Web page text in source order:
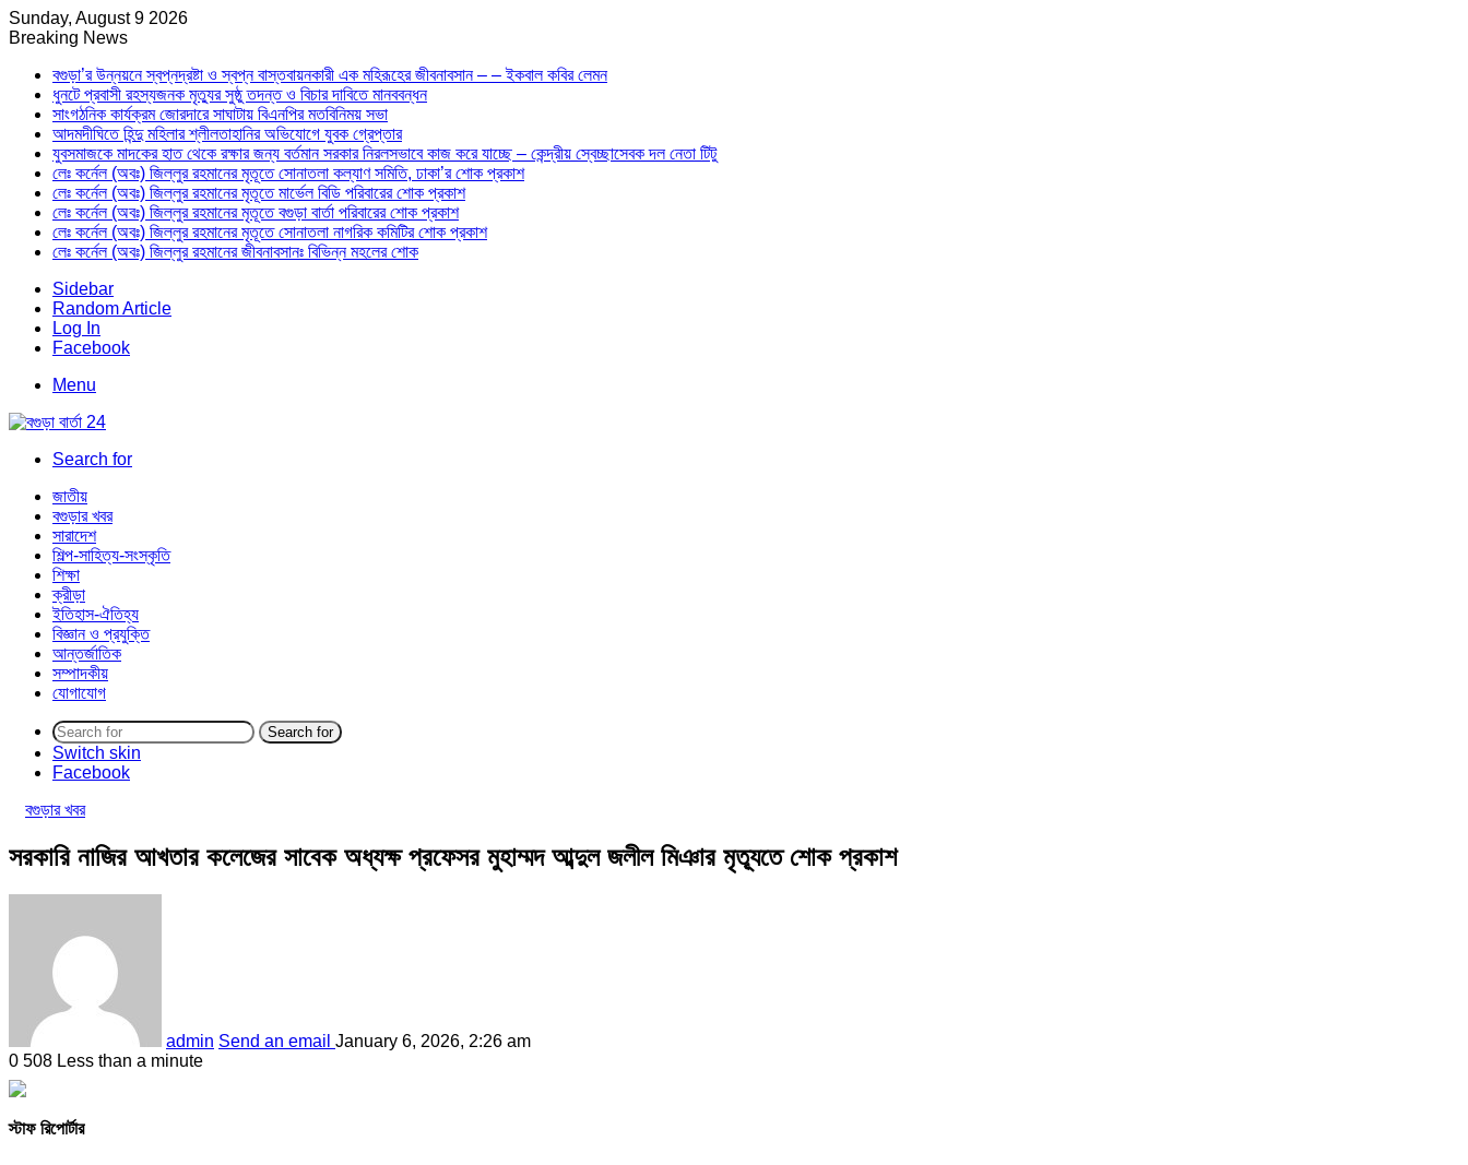
Sunday, August 9 2026
Breaking News
বগুড়া’র উন্নয়নে স্বপ্নদ্রষ্টা ও স্বপ্ন বাস্তবায়নকারী এক মহিরূহের জীবনাবসান – – ইকবাল কবির লেমন
ধুনটে প্রবাসী রহস্যজনক মৃত্যুর সুষ্ঠু তদন্ত ও বিচার দাবিতে মানববন্ধন
সাংগঠনিক কার্যক্রম জোরদারে সাঘাটায় বিএনপির মতবিনিময় সভা
আদমদীঘিতে হিন্দু মহিলার শ্লীলতাহানির অভিযোগে যুবক গ্রেপ্তার
যুবসমাজকে মাদকের হাত থেকে রক্ষার জন্য বর্তমান সরকার নিরলসভাবে কাজ করে যাচ্ছে – কেন্দ্রীয় স্বেচ্ছাসেবক দল নেতা টিটু
লেঃ কর্নেল (অবঃ) জিল্লুর রহমানের মৃতূতে সোনাতলা কল্যাণ সমিতি, ঢাকা’র শোক প্রকাশ
লেঃ কর্নেল (অবঃ) জিল্লুর রহমানের মৃতূতে মার্ভেল বিডি পরিবারের শোক প্রকাশ
লেঃ কর্নেল (অবঃ) জিল্লুর রহমানের মৃতূতে বগুড়া বার্তা পরিবারের শোক প্রকাশ
লেঃ কর্নেল (অবঃ) জিল্লুর রহমানের মৃতূতে সোনাতলা নাগরিক কমিটির শোক প্রকাশ
লেঃ কর্নেল (অবঃ) জিল্লুর রহমানের জীবনাবসানঃ বিভিন্ন মহলের শোক
Sidebar
Random Article
Log In
Facebook
Menu
Search for
জাতীয়
বগুড়ার খবর
সারাদেশ
শিল্প-সাহিত্য-সংস্কৃতি
শিক্ষা
ক্রীড়া
ইতিহাস-ঐতিহ্য
বিজ্ঞান ও প্রযুক্তি
আন্তর্জাতিক
সম্পাদকীয়
যোগাযোগ
Search for
Switch skin
Facebook
বগুড়ার খবর
সরকারি নাজির আখতার কলেজের সাবেক অধ্যক্ষ প্রফেসর মুহাম্মদ আব্দুল জলীল মিঞার মৃত্যূতে শোক প্রকাশ
admin Send an email January 6, 2026, 2:26 am
0 508 Less than a minute
স্টাফ রিপোর্টার